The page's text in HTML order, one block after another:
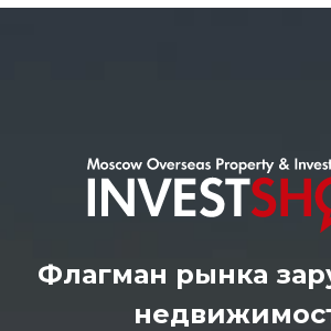
Флагман рынка